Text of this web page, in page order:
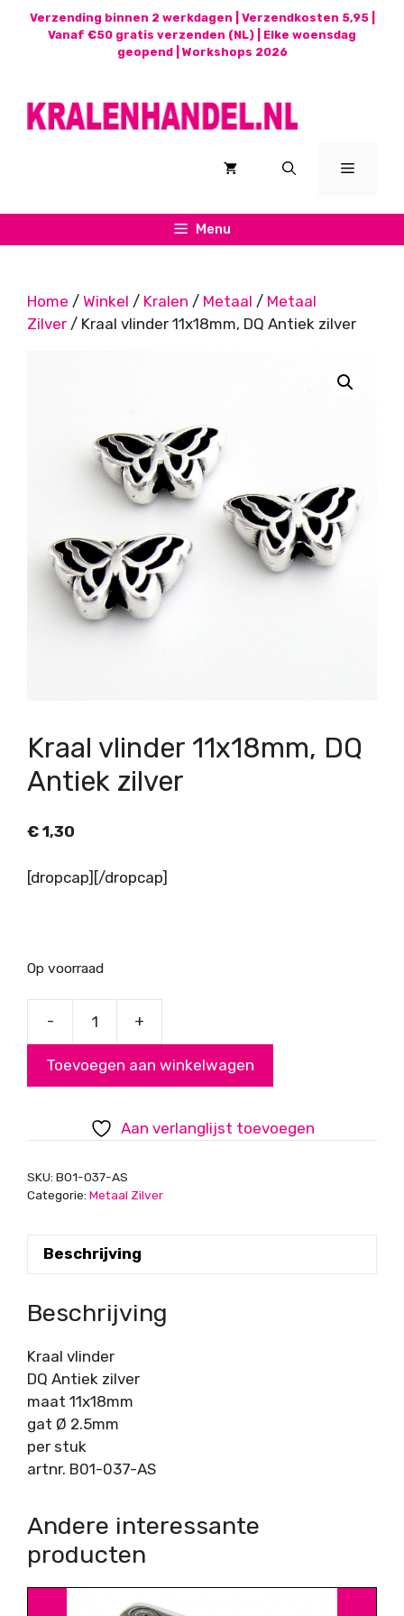
Verzending binnen 2 werkdagen | Verzendkosten 5,95 |
Vanaf €50 gratis verzenden (NL) | Elke woensdag
geopend | Workshops 2026
Menu
Menu
Home / Winkel / Kralen / Metaal / Metaal
Zilver / Kraal vlinder 11x18mm, DQ Antiek zilver
Kraal vlinder 11x18mm, DQ
Antiek zilver
€ 1,30
[dropcap][/dropcap]
Op voorraad
-
11x18mm,
Antiek
zilver
+
Toevoegen aan winkelwagen
Aan verlanglijst toevoegen
SKU: B01-037-AS
Categorie: Metaal Zilver
Beschrijving
Beschrijving
Kraal vlinder
DQ Antiek zilver
maat 11x18mm
gat Ø 2.5mm
per stuk
artnr. B01-037-AS
Andere interessante
producten